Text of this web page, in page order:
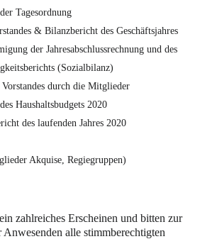
Tagesordnung
& Bilanzbericht des Geschäftsjahres
der Jahresabschlussrechnung und des
(Sozialbilanz)
Vorstandes durch die Mitglieder
Haushaltsbudgets 2020
des laufenden Jahres 2020
Akquise, Regiegruppen)
zahlreiches Erscheinen und bitten zur
Anwesenden alle stimmberechtigten